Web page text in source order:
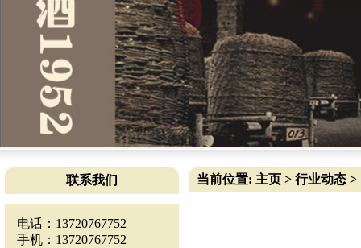
联系我们
电话：13720767752
手机：13720767752
当前位置: 主页 > 行业动态 >